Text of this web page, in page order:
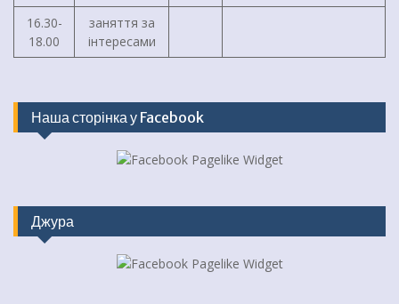
16.30-
18.00
заняття за
інтересами
Наша сторінка у Facebook
Джура